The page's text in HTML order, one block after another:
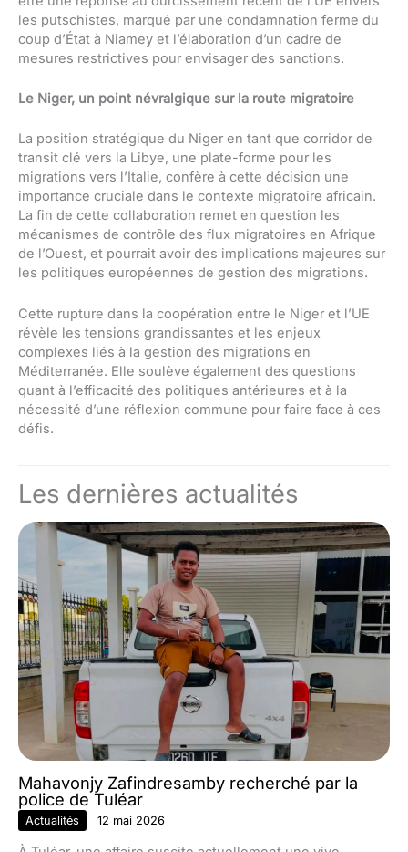
les putschistes, marqué par une condamnation ferme du
coup d’État à Niamey et l’élaboration d’un cadre de
mesures restrictives pour envisager des sanctions.
Le Niger, un point névralgique sur la route migratoire
La position stratégique du Niger en tant que corridor de
transit clé vers la Libye, une plate-forme pour les
migrations vers l’Italie, confère à cette décision une
importance cruciale dans le contexte migratoire africain.
La fin de cette collaboration remet en question les
mécanismes de contrôle des flux migratoires en Afrique
de l’Ouest, et pourrait avoir des implications majeures sur
les politiques européennes de gestion des migrations.
Cette rupture dans la coopération entre le Niger et l’UE
révèle les tensions grandissantes et les enjeux
complexes liés à la gestion des migrations en
Méditerranée. Elle soulève également des questions
quant à l’efficacité des politiques antérieures et à la
nécessité d’une réflexion commune pour faire face à ces
défis.
Les dernières actualités
Mahavonjy Zafindresamby recherché par la
police de Tuléar
Actualités 12 mai 2026